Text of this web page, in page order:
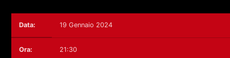
Data: 19 Gennaio 2024
Ora: 21:30